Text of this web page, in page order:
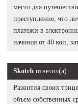
место для
преступление, что
платежи в
начиная от 40 коп,
Skotch ответил(а)
Развития своих
объем собственных